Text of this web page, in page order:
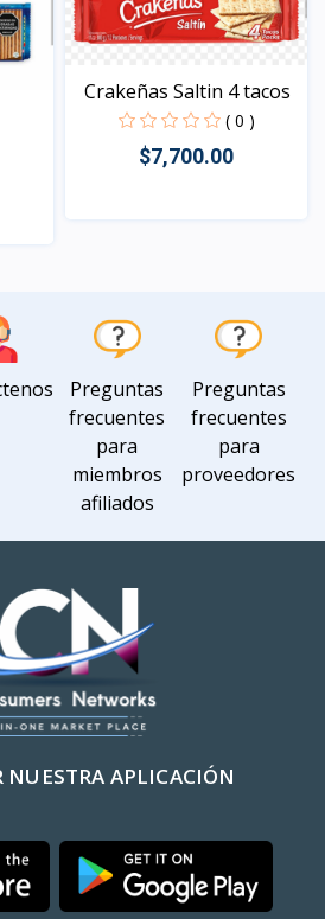
Crakeñas Saltin 4 tacos
( 0 )
$7,700.00
Preguntas
frecuentes
para
miembros
afiliados
Preguntas
frecuentes
para
proveedores
NUESTRA APLICACIÓN